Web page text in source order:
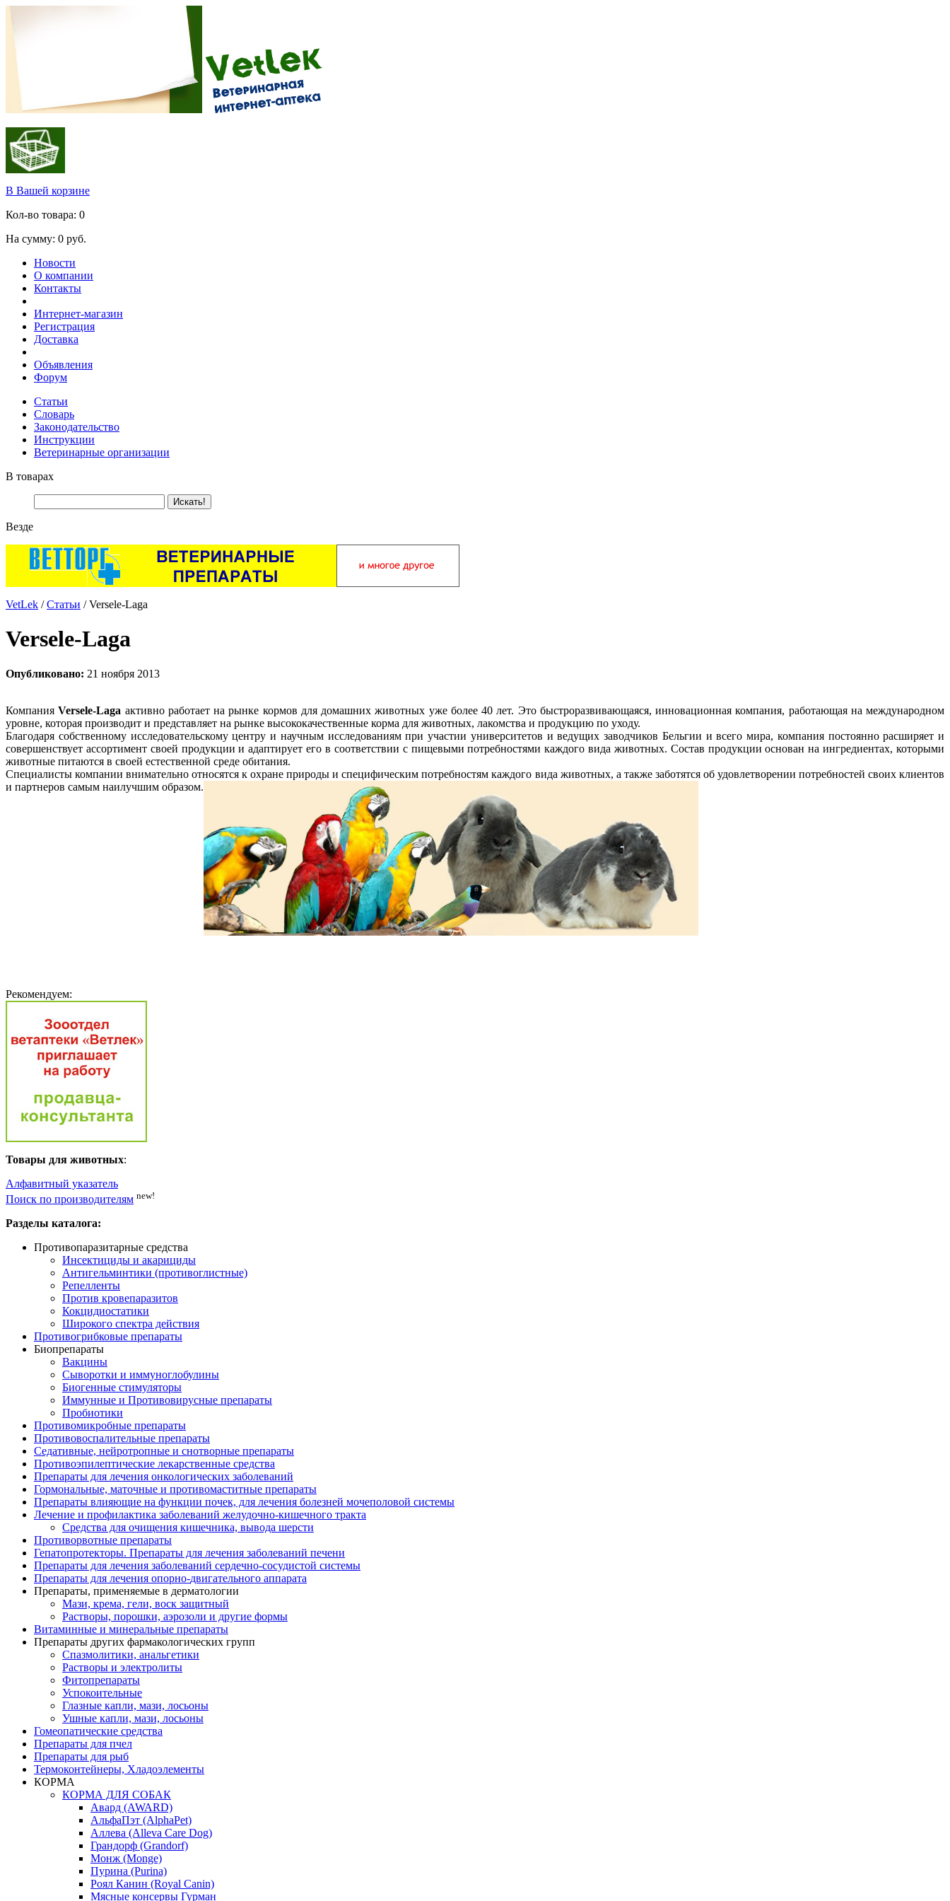
В Вашей корзине
Кол-во товара: 0
На сумму: 0 руб.
Новости
О компании
Контакты
Интернет-магазин
Регистрация
Доставка
Объявления
Форум
Статьи
Словарь
Законодательство
Инструкции
Ветеринарные организации
В товарах
Везде
VetLek /Статьи / Versele-Laga
Versele-Laga
Опубликовано: 21 ноября 2013
КомпанияVersele-Laga активно работает на рынке кормов для домашних животных уже более 40 лет. Это быстроразвивающаяся, инновационная компания, работающая на международном
уровне, которая производит и представляет на рынке высококачественные корма для животных, лакомства и продукцию по уходу.
Благодаря собственному исследовательскому центру и научным исследованиям при участии университетов и ведущих заводчиков Бельгии и всего мира, компания постоянно расширяет и
совершенствует ассортимент своей продукции и адаптирует его в соответствии с пищевыми потребностями каждого вида животных. Состав продукции основан на ингредиентах, которыми
животные питаются в своей естественной среде обитания.
Специалисты компании внимательно относятся к охране природы и специфическим потребностям каждого вида животных, а также заботятся об удовлетворении потребностей своих клиентов
и партнеров самым наилучшим образом.
Рекомендуем:
Товары для животных:
Алфавитный указатель
Поиск по производителям new!
Разделы каталога:
Противопаразитарные средства
Инсектициды и акарициды
Антигельминтики (противоглистные)
Репелленты
Против кровепаразитов
Кокцидиостатики
Широкого спектра действия
Противогрибковые препараты
Биопрепараты
Вакцины
Сыворотки и иммуноглобулины
Биогенные стимуляторы
Иммунные и Противовирусные препараты
Пробиотики
Противомикробные препараты
Противовоспалительные препараты
Седативные, нейротропные и снотворные препараты
Противоэпилептические лекарственные средства
Препараты для лечения онкологических заболеваний
Гормональные, маточные и противомаститные препараты
Препараты влияющие на функции почек, для лечения болезней мочеполовой системы
Лечение и профилактика заболеваний желудочно-кишечного тракта
Средства для очищения кишечника, вывода шерсти
Противорвотные препараты
Гепатопротекторы. Препараты для лечения заболеваний печени
Препараты для лечения заболеваний сердечно-сосудистой системы
Препараты для лечения опорно-двигательного аппарата
Препараты, применяемые в дерматологии
Мази, крема, гели, воск защитный
Растворы, порошки, аэрозоли и другие формы
Витаминные и минеральные препараты
Препараты других фармакологических групп
Спазмолитики, анальгетики
Растворы и электролиты
Фитопрепараты
Успокоительные
Глазные капли, мази, лосьоны
Ушные капли, мази, лосьоны
Гомеопатические средства
Препараты для пчел
Препараты для рыб
Термоконтейнеры, Хладоэлементы
КОРМА
КОРМА ДЛЯ СОБАК
Авард (AWARD)
АльфаПэт (AlphaPet)
Аллева (Alleva Care Dog)
Грандорф (Grandorf)
Монж (Monge)
Пурина (Purina)
Роял Канин (Royal Canin)
Мясные консервы Гурман